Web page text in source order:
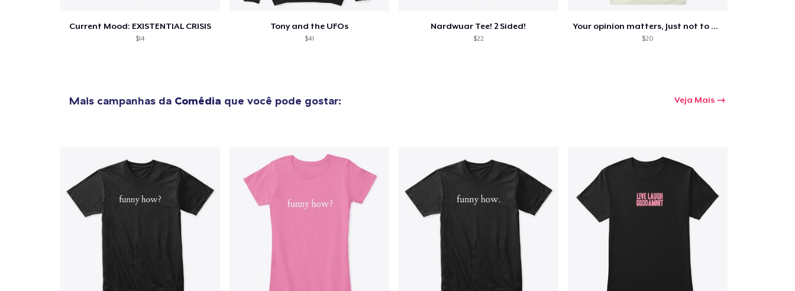
Current Mood: EXISTENTIAL CRISIS
$14
Tony and the UFOs
$41
Nardwuar Tee! 2 Sided!
$22
Your opinion matters, Just not to me!
$20
Mais campanhas da Comédia que você pode gostar: Veja Mais